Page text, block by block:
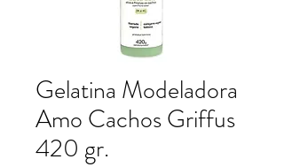
Gelatina Modeladora
Amo Cachos Griffus
420 gr.